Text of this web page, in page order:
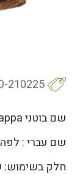
210225
שם בוטני Arctium lappa
שם עברי : לפה
חלק בשימוש: